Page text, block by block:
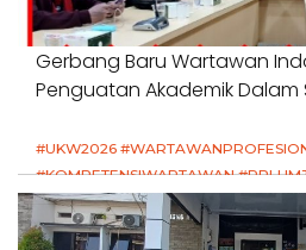
Gerbang Baru Wartawan
Penguatan Akademik Dalam
#UKW2026
#KOMPETENSIWARTAWAN
#PENDIDIKANWARTAWAN
1 Agustus 2026